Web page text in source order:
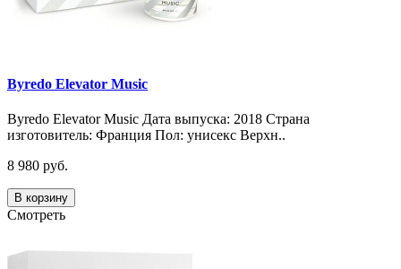
Byredo Elevator Music
Byredo Elevator Music Дата выпуска: 2018 Страна
изготовитель: Франция Пол: унисекс Верхн..
8 980 руб.
В корзину
Смотреть